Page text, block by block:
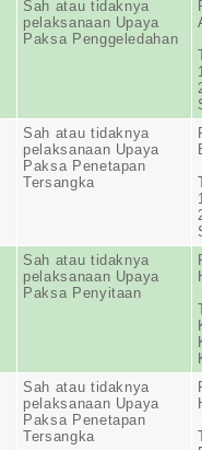
Sah atau tidaknya
pelaksanaan Upaya
Paksa Penggeledahan
Sah atau tidaknya
pelaksanaan Upaya
Paksa Penetapan
Tersangka
Sah atau tidaknya
pelaksanaan Upaya
Paksa Penyitaan
Sah atau tidaknya
pelaksanaan Upaya
Paksa Penetapan
Tersangka